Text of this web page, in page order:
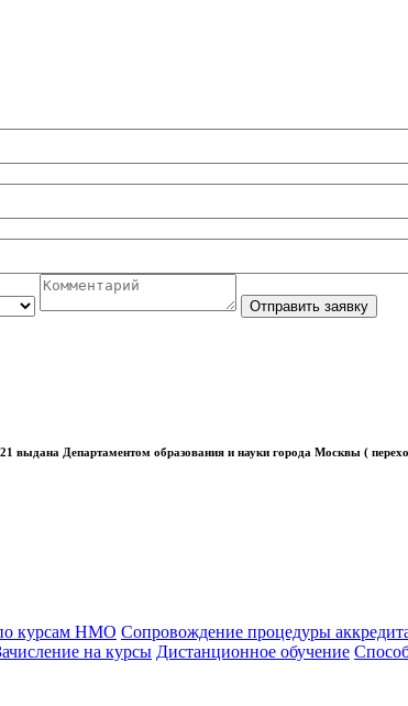
Отправить заявку
выдана Департаментом образования и науки города Москвы (
курсам НМО Сопровождение процедуры
на курсы Дистанционное обучение